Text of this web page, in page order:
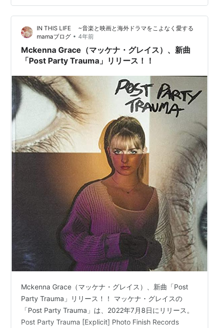
でもこの時代の映画の雰囲気であって、この時代そのも
のではないような気はする。 ゴーストバ…
IN THIS LIFE ~音楽と映画と海外ドラマをこよなく愛する
mamaブログ • 4年前
Mckenna Grace（マッケナ・グレイス）、新曲
「Post Party Trauma」リリース！！
Mckenna Grace（マッケナ・グレイス）、新曲「Post
Party Trauma」リリース！！ マッケナ・グレイスの
「Post Party Trauma」は、2022年7月8日にリリース。
Post Party Trauma [Explicit] Photo Finish Records